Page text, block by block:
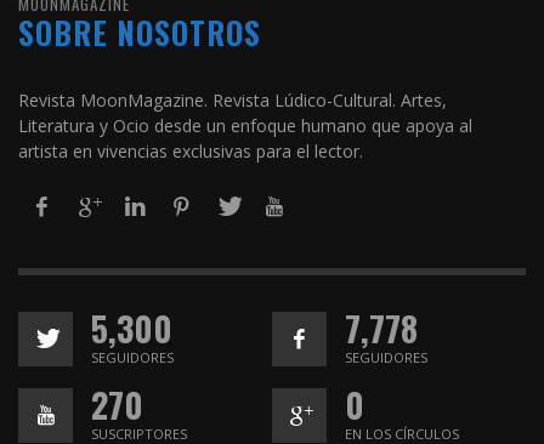
SOBRE NOSOTROS
Revista MoonMagazine. Revista Lúdico-Cultural. Artes,
Literatura y Ocio desde un enfoque humano que apoya al
artista en vivencias exclusivas para el lector.
5,300
SEGUIDORES
7,778
SEGUIDORES
270
SUSCRIPTORES
0
EN LOS CÍRCULOS